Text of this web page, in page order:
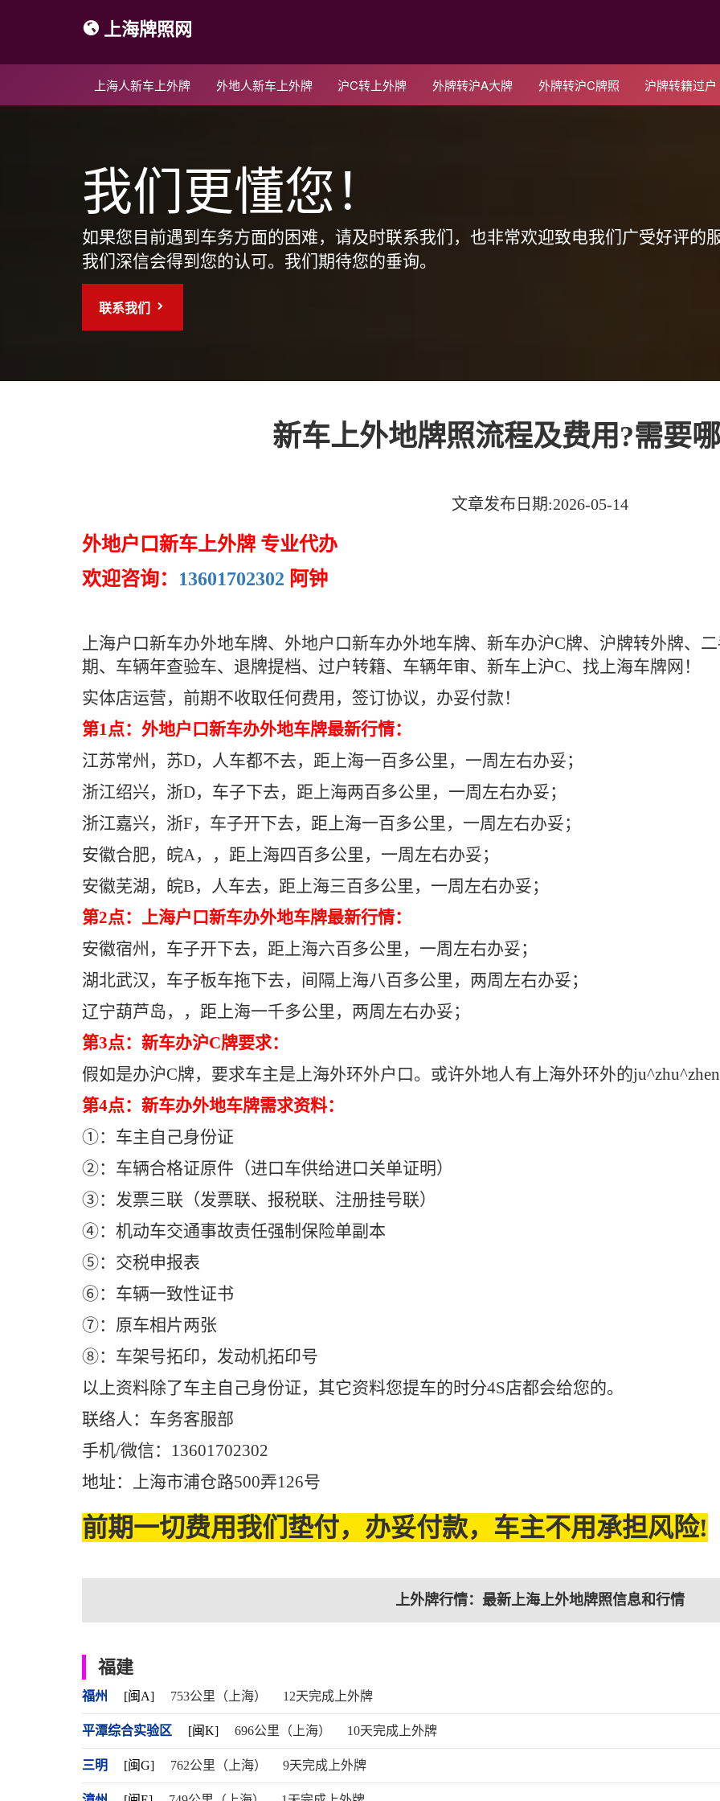
上海牌照网
上海人新车上外牌 外地人新车上外牌 沪C转上外牌 外牌转沪A大牌 外牌转沪C牌照 沪牌转籍过户
我们更懂您！
如果您目前遇到车务方面的困难，请及时联系我们，也非常欢迎致电我们广受好评的
我们深信会得到您的认可。我们期待您的垂询。
联系我们
新车上外地牌照流程及费用?需要
文章发布日期:2026-05-14
外地户口新车上外牌 专业代办
欢迎咨询： 13601702302 阿钟
上海户口新车办外地车牌、外地户口新车办外地车牌、新车办沪C牌、沪牌转外牌、
期、车辆年查验车、退牌提档、过户转籍、车辆年审、新车上沪C、找上海车牌网！
实体店运营，前期不收取任何费用，签订协议，办妥付款！
第1点：外地户口新车办外地车牌最新行情：
江苏常州，苏D，人车都不去，距上海一百多公里，一周左右办妥；
浙江绍兴，浙D，车子下去，距上海两百多公里，一周左右办妥；
浙江嘉兴，浙F，车子开下去，距上海一百多公里，一周左右办妥；
安徽合肥，皖A，，距上海四百多公里，一周左右办妥；
安徽芜湖，皖B，人车去，距上海三百多公里，一周左右办妥；
第2点：上海户口新车办外地车牌最新行情：
安徽宿州，车子开下去，距上海六百多公里，一周左右办妥；
湖北武汉，车子板车拖下去，间隔上海八百多公里，两周左右办妥；
辽宁葫芦岛，，距上海一千多公里，两周左右办妥；
第3点：新车办沪C牌要求：
假如是办沪C牌，要求车主是上海外环外户口。或许外地人有上海外环外的
第4点：新车办外地车牌需求资料：
①：车主自己身份证
②：车辆合格证原件（进口车供给进口关单证明）
③：发票三联（发票联、报税联、注册挂号联）
④：机动车交通事故责任强制保险单副本
⑤：交税申报表
⑥：车辆一致性证书
⑦：原车相片两张
⑧：车架号拓印，发动机拓印号
以上资料除了车主自己身份证，其它资料您提车的时分4S店都会给您的。
联络人：车务客服部
手机/微信：13601702302
地址：上海市浦仓路500弄126号
前期一切费用我们垫付，办妥付款，车主不用承担风险!
上外牌行情：最新上海上外地牌照信息和行情
福建
福州 [闽A] 753公里（上海） 12天完成上外牌
平潭综合实验区 [闽K] 696公里（上海） 10天完成上外牌
三明 [闽G] 762公里（上海） 9天完成上外牌